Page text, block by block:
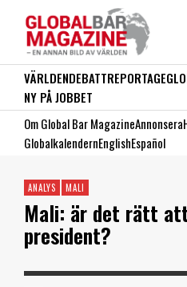
VÄRLDENDEBATTREPORTAGE
NY PÅ JOBBET
Om Global Bar MagazineAnnonsera
GlobalkalendernEnglishEspañol
ANALYS MALI
Mali: är det rätt
president?